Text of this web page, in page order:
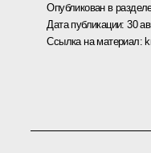
Опубликован в
Дата публикации:30
Ссылка на материал: